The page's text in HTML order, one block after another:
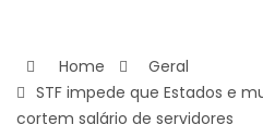
Home
Geral
STF impede que Estados e
cortem salário de servidores